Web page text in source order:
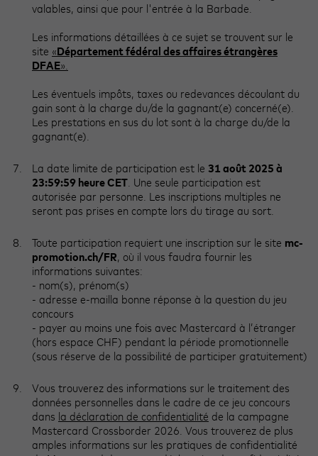
valables, ainsi que pour l'entrée à la Barbade.
Les informations détaillées à ce sujet se trouvent sur le
site « Département fédéral des affaires étrangères
DFAE».
Les éventuels impôts, taxes ou redevances découlant du
gain sont à la charge du/de la gagnant(e) concerné(e).
Les prestations en sus du lot sont à la charge du/de la
gagnant(e).
La date limite de participation est le 31 août 2025 à
23:59:59 heure CET . Une seule participation est
autorisée par personne. Les inscriptions multiples ne
seront pas prises en compte lors du tirage au sort.
Toute participation requiert une inscription sur le site mc-
promotion.ch/FR, où il vous faudra fournir les
informations suivantes:
- nom(s), prénom(s)
- adresse e-mailla bonne réponse à la question du jeu
concours
- payer au moins une fois avec Mastercard à l’étranger
(hors espace CHF) pendant la période promotionnelle
(sous réserve de la possibilité de participer gratuitement)
Vous trouverez des informations sur le traitement des
données personnelles dans le cadre de ce jeu concours
dans la déclaration de confidentialité de la campagne
Mastercard Crossborder 2026. Vous trouverez de plus
amples informations sur les pratiques de confidentialité